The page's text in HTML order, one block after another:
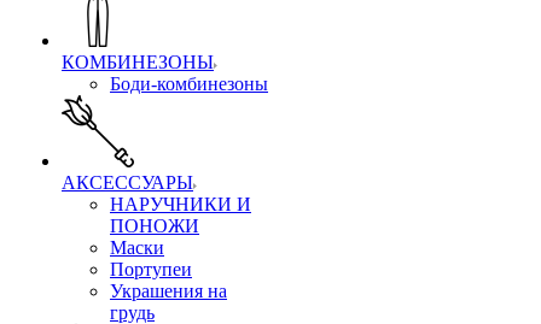
КОМБИНЕЗОНЫ
Боди-комбинезоны
АКСЕССУАРЫ
НАРУЧНИКИ И
ПОНОЖИ
Маски
Портупеи
Украшения на
грудь